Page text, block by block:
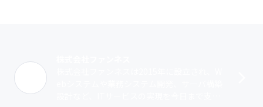
～未経験者の採用実績多数有！フォロー体制が手厚い風土です～
エンジニア出身の代表＋仲間と意見を交わし、「会社を創る」や
りがいがあります。